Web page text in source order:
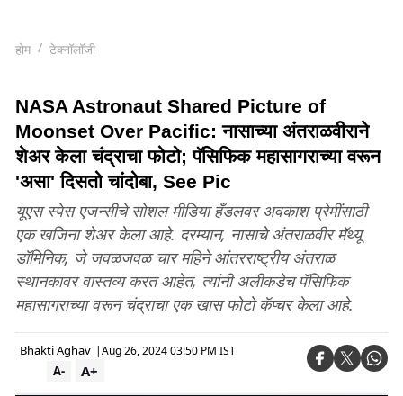
होम टेक्नॉलॉजी
NASA Astronaut Shared Picture of
Moonset Over Pacific: नासाच्या अंतराळवीराने
शेअर केला चंद्राचा फोटो; पॅसिफिक महासागराच्या वरून
'असा' दिसतो चांदोबा, See Pic
यूएस स्पेस एजन्सीचे सोशल मीडिया हँडलवर अवकाश प्रेमींसाठी
एक खजिना शेअर केला आहे. दरम्यान, नासाचे अंतराळवीर मॅथ्यू
डॉमिनिक, जे जवळजवळ चार महिने आंतरराष्ट्रीय अंतराळ
स्थानकावर वास्तव्य करत आहेत, त्यांनी अलीकडेच पॅसिफिक
महासागराच्या वरून चंद्राचा एक खास फोटो कॅप्चर केला आहे.
Bhakti Aghav |Aug 26, 2024 03:50 PM IST
A+
A-